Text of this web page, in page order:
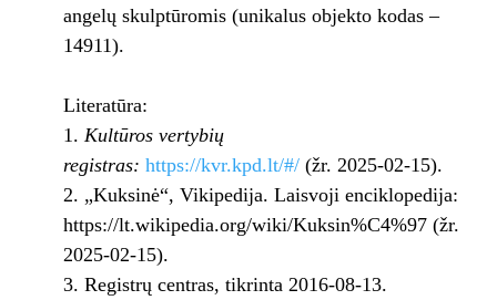
angelų skulptūromis (unikalus objekto kodas –
14911).
Literatūra:
Kultūros vertybių
registras: https://kvr.kpd.lt/#/(žr. 2025-02-15).
„Kuksinė“, Vikipedija. Laisvoji enciklopedija:
https://lt.wikipedia.org/wiki/Kuksin%C4%97 (žr.
2025-02-15).
Registrų centras, tikrinta 2016-08-13.